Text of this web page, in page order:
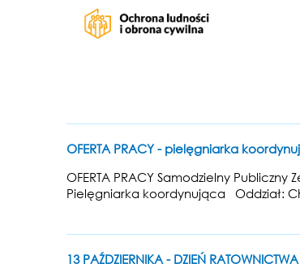
OFERTA PRACY - pielęgniarka
OFERTA PRACY Samodzielny
Pielęgniarka koordynująca Oddział:
13 PAŹDZIERNIKA - DZIEŃ